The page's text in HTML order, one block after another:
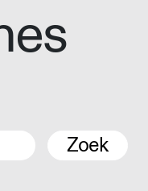
Zoek